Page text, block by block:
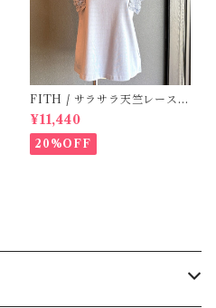
FITH / サラサラ天竺レースT
シャツ (BL) / 145・155
¥11,440
20%OFF